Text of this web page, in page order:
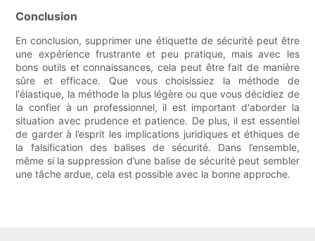
Conclusion
En conclusion, supprimer une étiquette de sécurité peut être
une expérience frustrante et peu pratique, mais avec les
bons outils et connaissances, cela peut être fait de manière
sûre et efficace. Que vous choisissiez la méthode de
l'élastique, la méthode la plus légère ou que vous décidiez de
la confier à un professionnel, il est important d'aborder la
situation avec prudence et patience. De plus, il est essentiel
de garder à l’esprit les implications juridiques et éthiques de
la falsification des balises de sécurité. Dans l’ensemble,
même si la suppression d’une balise de sécurité peut sembler
une tâche ardue, cela est possible avec la bonne approche.